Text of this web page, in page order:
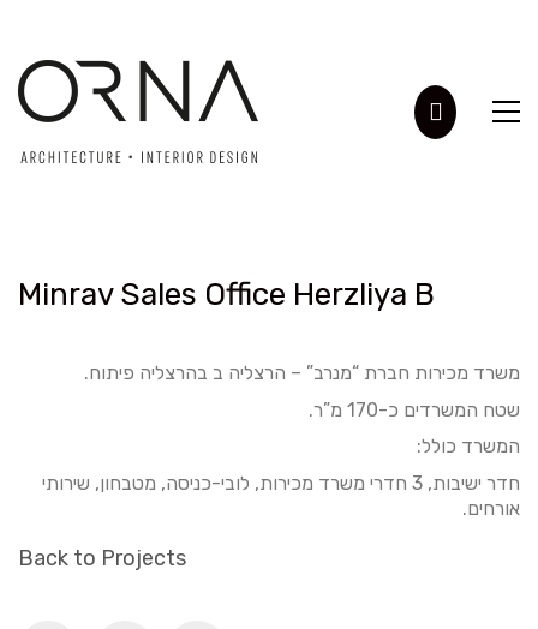
Minrav Sales Office Herzliya B
משרד מכירות חברת “מנרב” – הרצליה ב בהרצליה פיתוח.
שטח המשרדים כ-170 מ”ר.
המשרד כולל:
חדר ישיבות, 3 חדרי משרד מכירות, לובי-כניסה, מטבחון, שירותי
אורחים.
Back to Projects